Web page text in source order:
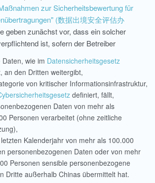
zur Sicherheitsbewertung für
(数据出境安全评估办
geben zunächst vor, dass ein solcher
ist, sofern der Betreiber
Daten, wie im Datensicherheitsgesetz
an den Dritten weitergibt,
von kritischer Informationsinfrastruktur,
definiert, fällt,
Daten von mehr als
Personen verarbeitet (ohne zeitliche
Kalenderjahr von mehr als 100.000
personenbezogenen Daten oder von mehr
Personen sensible personenbezogene
Dritte außerhalb Chinas übermittelt hat.